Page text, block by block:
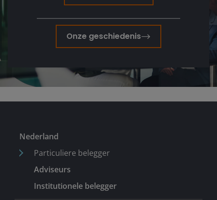
Onze geschiedenis
Nederland
Particuliere belegger
Adviseurs
Institutionele belegger